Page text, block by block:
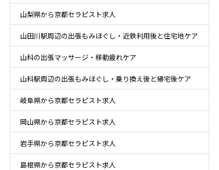
山梨県から京都セラピスト求人
山田川駅周辺の出張もみほぐし・近鉄利用後と住宅地ケア
山科の出張マッサージ・移動疲れケア
山科駅周辺の出張もみほぐし・乗り換え後と帰宅後ケア
岐阜県から京都セラピスト求人
岡山県から京都セラピスト求人
岩手県から京都セラピスト求人
島根県から京都セラピスト求人